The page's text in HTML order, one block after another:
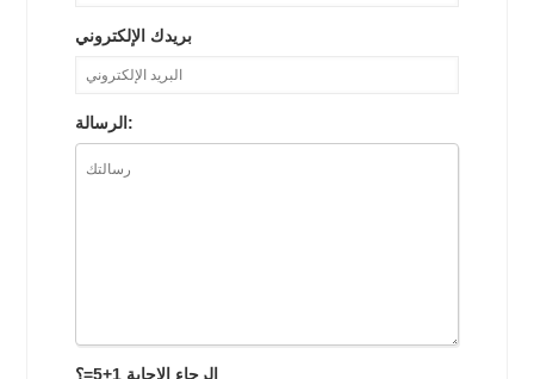
بريدك الإلكتروني
الرسالة:
الرجاء الإجابة 1+5=؟